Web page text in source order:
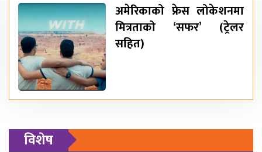
अमेरिकाको फ्रेस लोकेशनमा
मित्रताको ‘सफर’ (ट्रेलर
सहित)
विशेष